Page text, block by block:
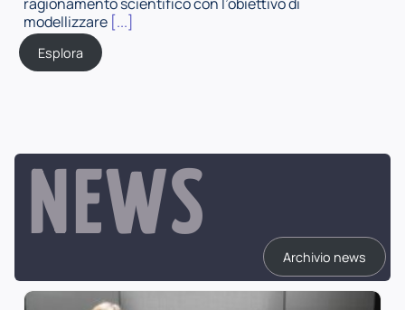
modellizzare [...]
Esplora
NEWS
Archivio news